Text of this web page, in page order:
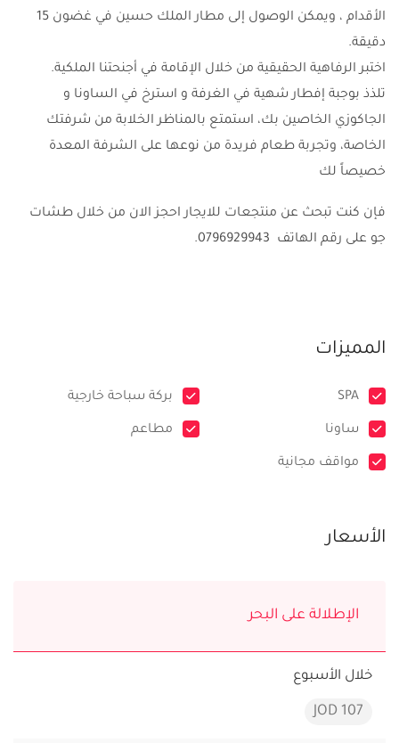
الأقدام ، ويمكن الوصول إلى مطار الملك حسين في غضون 15
دقيقة.
اختبر الرفاهية الحقيقية من خلال الإقامة في أجنحتنا الملكية.
تلذذ بوجبة إفطار شهية في الغرفة و استرخ في الساونا و
الجاكوزي الخاصين بك، استمتع بالمناظر الخلابة من شرفتك
الخاصة، وتجربة طعام فريدة من نوعها على الشرفة المعدة
خصيصاً لك
فإن كنت تبحث عن منتجعات للايجار احجز الان من خلال طشات
جو على رقم الهاتف 0796929943.
المميزات
SPA بركة سباحة خارجية
ساونا مطاعم
مواقف مجانية
الأسعار
الإطلالة على البحر
خلال الأسبوع
107 JOD